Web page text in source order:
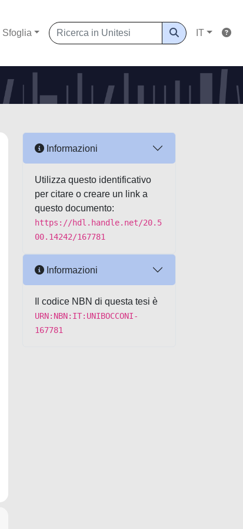
Sfoglia IT
Informazioni
Utilizza questo identificativo
per citare o creare un link a
questo documento:
https://hdl.handle.net/20.5
00.14242/167781
Informazioni
Il codice NBN di questa tesi è
URN:NBN:IT:UNIBOCCONI-
167781